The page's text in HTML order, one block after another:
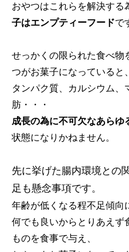
おやつはこれらを解決する
子はエンプティーフードで
せっかくの限られた食べ物
つがお菓子になっていると、
タンパク質、カルシウム
肪・・・
成長の為に不可欠なあらゆ
状態になりかねません。
先に挙げた腸内環境との
足も懸念事項です。
年齢が低くなる程不足傾向
何でも良いからとりあえず
ものを食事で与え、